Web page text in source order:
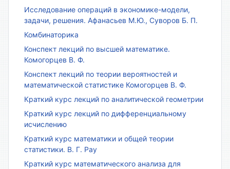
Исследование операций в экономике-модели,
задачи, решения. Афанасьев М.Ю., Суворов Б. П.
Комбинаторика
Конспект лекций по высшей математике.
Комогорцев В. Ф.
Конспект лекций по теории вероятностей и
математической статистике Комогорцев В. Ф.
Краткий курс лекций по аналитической геометрии
Краткий курс лекций по дифференциальному
исчислению
Краткий курс математики и общей теории
статистики. В. Г. Рау
Краткий курс математического анализа для